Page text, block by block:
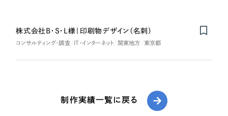
株式会社B・S・L様｜印刷物デザイン（名刺）
コンサルティング・調査 IT・インターネット 関東地方 東京都
制作実績一覧に戻る